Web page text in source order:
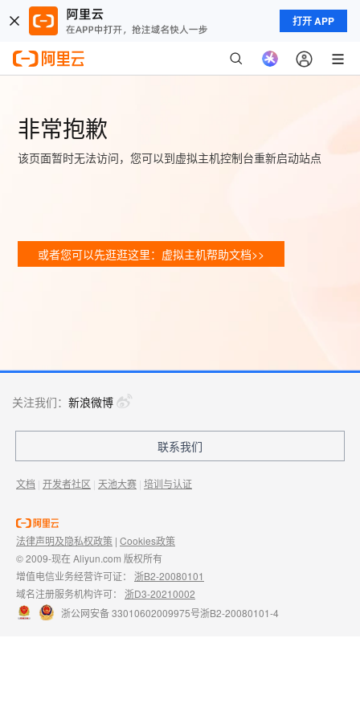
打开 APP
非常抱歉
该页面暂时无法访问，您可以到虚拟主机控制台重新启动站点
或者您可以先逛逛这里：虚拟主机帮助文档>>